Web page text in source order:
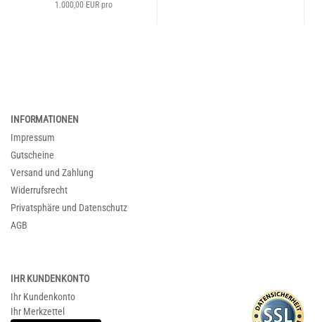
1.000,00 EUR pro
INFORMATIONEN
Impressum
Gutscheine
Versand und Zahlung
Widerrufsrecht
Privatsphäre und Datenschutz
AGB
IHR KUNDENKONTO
Ihr Kundenkonto
Ihr Merkzettel